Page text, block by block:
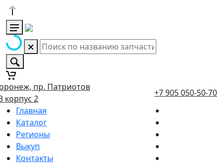
пр. Патриотов
корпус 2
+7 905 050-50-70
Главная
Каталог
Регионы
Выкуп
Контакты